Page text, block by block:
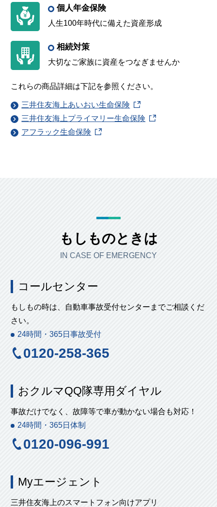
個人年金保険
人生100年時代に備えた資産形成
相続対策
大切なご家族に資産をつなぎませんか
これらの商品詳細は下記を参照ください。
三井住友海上あいおい生命保険
三井住友海上プライマリー生命保険
アフラック生命保険
もしものときは
IN CASE OF EMERGENCY
コールセンター
もしもの時は、自動車事故受付センターまでご相談くだ
さい。
24時間・365日事故受付
0120-258-365
おクルマQQ隊専用ダイヤル
事故だけでなく、故障等で車が動かない場合も対応！
24時間・365日体制
0120-096-991
Myエージェント
三井住友海上のスマートフォン向けアプリ